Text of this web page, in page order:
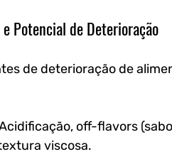
Potencial de Deterioração
de deterioração de
off-flavors
viscosa.